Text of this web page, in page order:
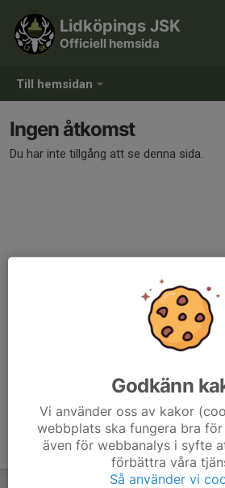
Till hemsidan
Lidköpings JSK
Officiell hemsida
Ingen åtkomst
Du har inte tillgång att se denna sida.
Godkänn
Vi använder oss av kakor
webbplats ska fungera bra
även för webbanalys i syfte
förbättra våra
Så använder vi